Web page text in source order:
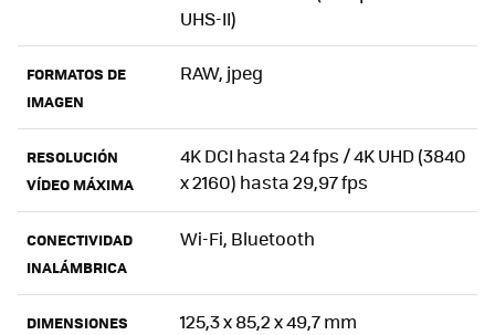
UHS-II)
FORMATOS DE
IMAGEN
RAW, jpeg
RESOLUCIÓN
VÍDEO MÁXIMA
4K DCI hasta 24 fps / 4K UHD (3840
x 2160) hasta 29,97 fps
CONECTIVIDAD
INALÁMBRICA
Wi-Fi, Bluetooth
DIMENSIONES 125,3 x 85,2 x 49,7 mm